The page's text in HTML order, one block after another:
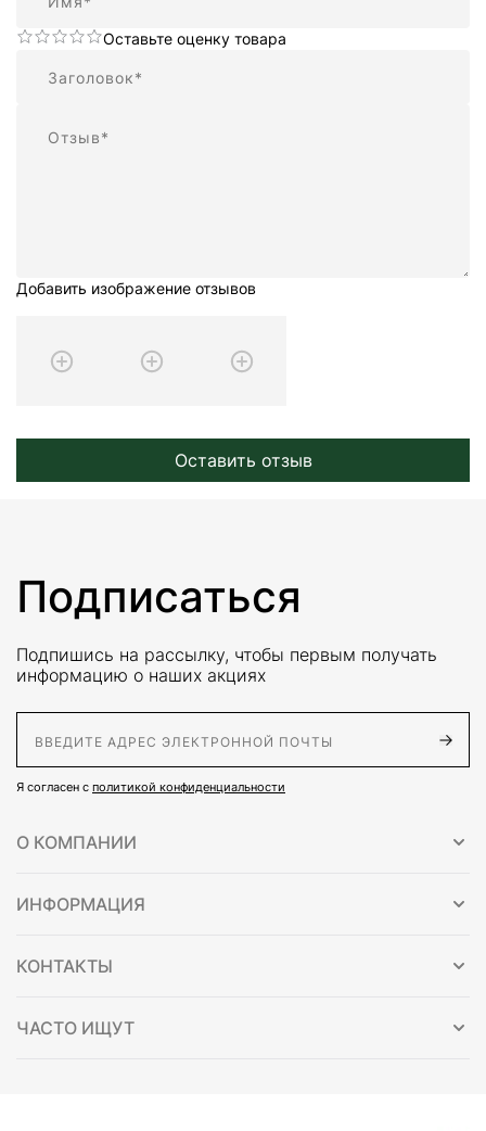
Оставьте оценку товара
Добавить изображение отзывов
Оставить отзыв
Подписаться
Подпишись на рассылку, чтобы первым получать
информацию о наших акциях
Я согласен с политикой конфиденциальности
О КОМПАНИИ
ИНФОРМАЦИЯ
КОНТАКТЫ
ЧАСТО ИЩУТ